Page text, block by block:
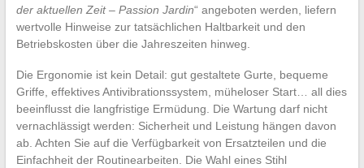
der aktuellen Zeit – Passion Jardin“ angeboten werden, liefern
wertvolle Hinweise zur tatsächlichen Haltbarkeit und den
Betriebskosten über die Jahreszeiten hinweg.
Die Ergonomie ist kein Detail: gut gestaltete Gurte, bequeme
Griffe, effektives Antivibrationssystem, müheloser Start… all dies
beeinflusst die langfristige Ermüdung. Die Wartung darf nicht
vernachlässigt werden: Sicherheit und Leistung hängen davon
ab. Achten Sie auf die Verfügbarkeit von Ersatzteilen und die
Einfachheit der Routinearbeiten. Die Wahl eines Stihl